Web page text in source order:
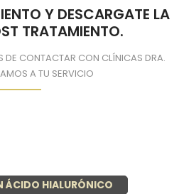
Y DESCARGATE LA
TRATAMIENTO.
DE CONTACTAR CON CLÍNICAS DRA.
A TU SERVICIO
ÁCIDO HIALURÓNICO